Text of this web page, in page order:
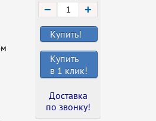
− +
Купить!
Купить
в 1 клик!
Доставка
по звонку !